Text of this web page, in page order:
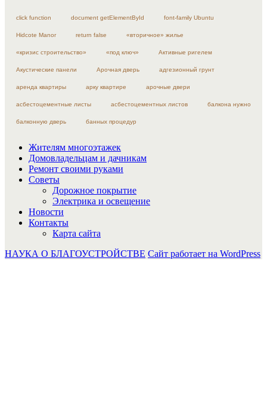
click function document getElementById font-family Ubuntu
Hidcote Manor return false «вторичное» жилье
«кризис строительство» «под ключ» Активные ригелем
Акустические панели Арочная дверь адгезионный грунт
аренда квартиры арку квартире арочные двери
асбестоцементные листы асбестоцементных листов балкона нужно
балконную дверь банных процедур
Жителям многоэтажек
Домовладельцам и дачникам
Ремонт своими руками
Советы
Дорожное покрытие
Электрика и освещение
Новости
Контакты
Карта сайта
НАУКА О БЛАГОУСТРОЙСТВЕ Сайт работает на WordPress